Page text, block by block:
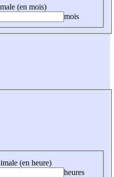
(en mois)
mois
(en heure)
heures